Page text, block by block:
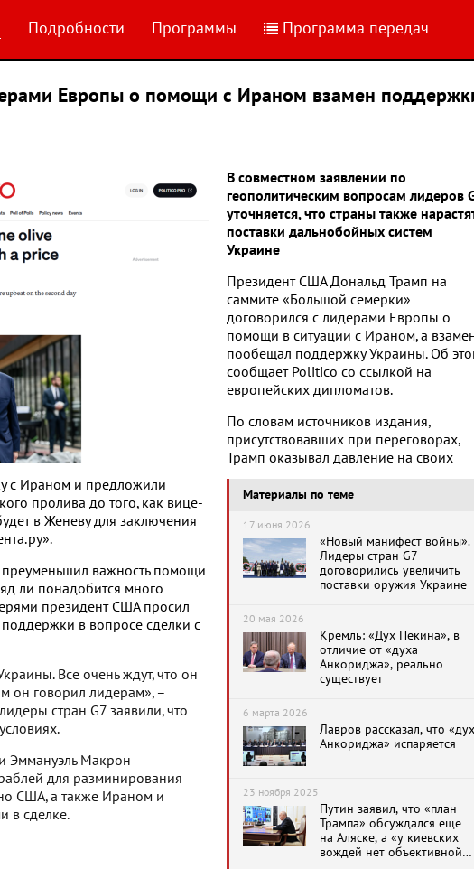
Подробности Программы Программа передач
Европы о помощи с Ираном взамен
В совместном заявлении по
геополитическим вопросам лидеров
уточняется, что страны также
поставки дальнобойных систем
Украине
Материалы по теме
17 июня 2026
«Новый манифест войны».
Лидеры стран G7
договорились увеличить
поставки оружия Украине
20 мая 2026
Кремль: «Дух Пекина», в
отличие от «духа
Анкориджа», реально
существует
6 марта 2026
Лавров рассказал, что «дух
Анкориджа» испаряется
23 ноября 2025
Путин заявил, что «план
Трампа» обсуждался еще
на Аляске, а «у киевских
вождей нет объективной
Президент США Дональд Трамп на
саммите «Большой семерки»
договорился с лидерами Европы о
помощи в ситуации с Ираном, а
пообещал поддержку Украины. Об
сообщает Politico со ссылкой на
европейских дипломатов.
По словам источников издания,
присутствовавших при переговорах,
Трамп оказывал давление на своих
с Ираном и предложили
пролива до того, как вице-
в Женеву для заключения
важность помощи
ли понадобится много
президент США просил
в вопросе сделки с
Все очень ждут, что он
он говорил лидерам», –
стран G7 заявили, что
Эммануэль Макрон
для разминирования
США, а также Ираном и
в сделке.